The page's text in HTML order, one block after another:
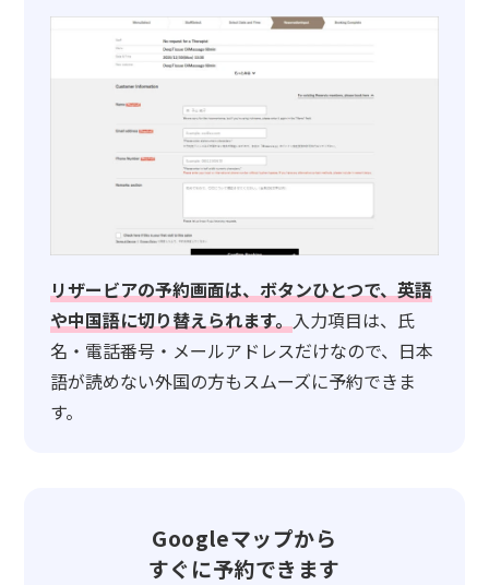
リザービアの予約画面は、ボタンひとつで、英語
や中国語に切り替えられます。入力項目は、氏
名・電話番号・メールアドレスだけなので、日本
語が読めない外国の方もスムーズに予約できま
す。
Googleマップから
すぐに予約できます